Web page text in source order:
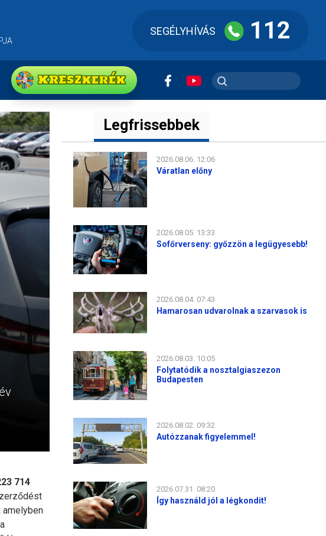
SEGÉLYHÍVÁS 112
KRESZkerék
714
amelyben
Legfrissebbek
2026.08.06. 12:06
Váratlan előny
2026.08.05. 13:33
Sofőrverseny: győzzön a legügyesebb!
2026.08.04. 07:43
Hamarosan udvarolnak a szarvasok is
2026.08.03. 10:05
Folytatódik a nosztalgiaszezon
Budapesten
2026.08.02. 09:32
Autózzanak figyelemmel!
2026.07.31. 08:20
Így használd jól a légkondit!